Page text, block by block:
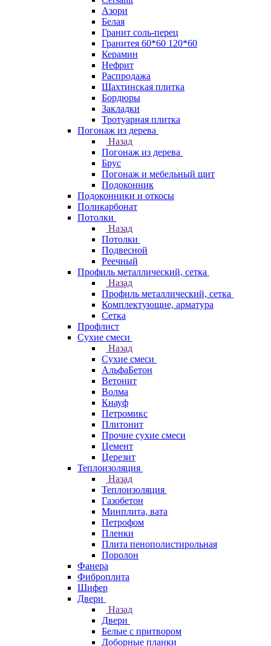
Азори
Белая
Гранит соль-перец
Гранитея 60*60 120*60
Керамин
Нефрит
Распродажа
Шахтинская плитка
Бордюры
Закладки
Тротуарная плитка
Погонаж из дерева
Назад
Погонаж из дерева
Брус
Погонаж и мебельный щит
Подоконник
Подоконники и откосы
Поликарбонат
Потолки
Назад
Потолки
Подвесной
Реечный
Профиль металлический, сетка
Назад
Профиль металлический, сетка
Комплектующие, арматура
Сетка
Профлист
Сухие смеси
Назад
Сухие смеси
АльфаБетон
Ветонит
Волма
Кнауф
Петромикс
Плитонит
Прочие сухие смеси
Цемент
Церезит
Теплоизоляция
Назад
Теплоизоляция
Газобетон
Минплита, вата
Петрофом
Пленки
Плита пенополистирольная
Поролон
Фанера
Фиброплита
Шифер
Двери
Назад
Двери
Белые с притвором
Доборные планки